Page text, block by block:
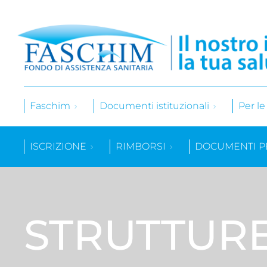
Faschim Documenti istituzionali Per
ISCRIZIONE RIMBORSI DOCUMENTI